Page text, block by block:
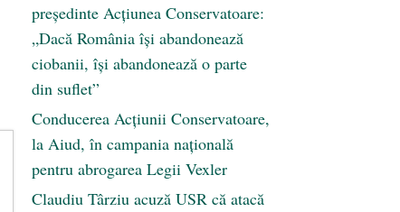
președinte Acțiunea Conservatoare:
„Dacă România își abandonează
ciobanii, își abandonează o parte
din suflet”
Conducerea Acțiunii Conservatoare,
la Aiud, în campania națională
pentru abrogarea Legii Vexler
Claudiu Târziu acuză USR că atacă